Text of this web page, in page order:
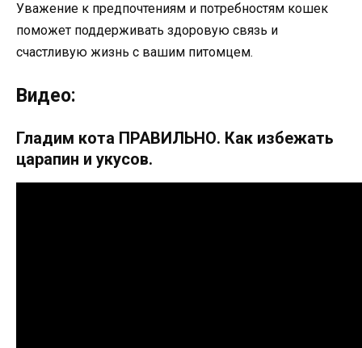
Уважение к предпочтениям и потребностям кошек
поможет поддерживать здоровую связь и
счастливую жизнь с вашим питомцем.
Видео:
Гладим кота ПРАВИЛЬНО. Как избежать
царапин и укусов.